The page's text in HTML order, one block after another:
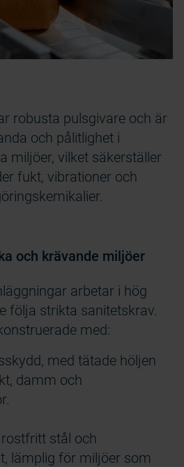
robusta pulsgivare och är
och pålitlighet i
miljöer, vilket säkerställer
fukt, vibrationer och
och krävande miljöer
arbetar i hög
följa strikta sanitetskrav.
med:
med tätade höljen
damm och
stål och
lämplig för miljöer som